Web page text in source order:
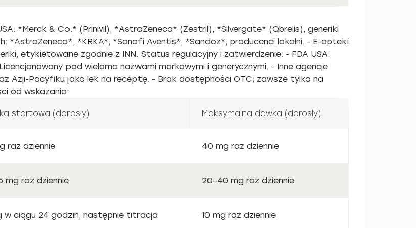
*Merck & Co.* (Prinivil), *AstraZeneca* (Zestril), *Silvergate* (Qbrelis), generiki
*AstraZeneca*, *KRKA*, *Sanofi Aventis*, *Sandoz*, producenci lokalni. - E-apteki
etykietowane zgodnie z INN. Status regulacyjny i zatwierdzenie: - FDA USA:
pod wieloma nazwami markowymi i generycznymi. - Inne agencje
Azji-Pacyfiku jako lek na receptę. - Brak dostępności OTC; zawsze tylko na
od wskazania:
startowa (dorosły) Maksymalna dawka (dorosły)
raz dziennie 40 mg raz dziennie
mg raz dziennie 20–40 mg raz dziennie
w ciągu 24 godzin, następnie titracja 10 mg raz dziennie